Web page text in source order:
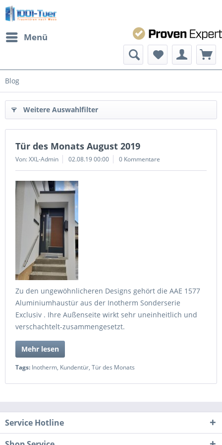
Menü
Blog
Weitere Auswahlfilter
Tür des Monats August 2019
Von: XXL-Admin 02.08.19 00:00 0 Kommentare
Zu den ungewöhnlicheren Designs gehört die AAE 1577
Aluminiumhaustür aus der Inotherm Sonderserie
Exclusiv . Ihre Außenseite wirkt sehr uneinheitlich und
verschachtelt-zusammengesetzt.
Mehr lesen
Tags: Inotherm, Kundentür, Tür des Monats
Service Hotline